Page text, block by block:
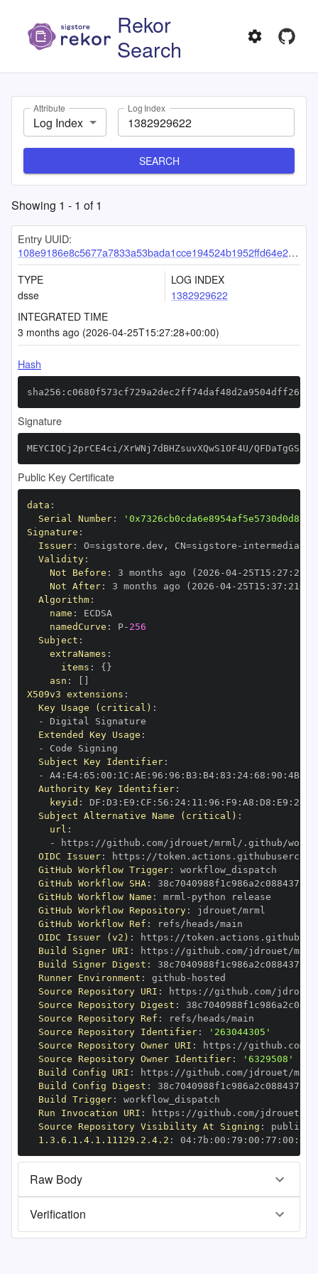
Rekor
Search
Attribute
Log Index
Log Index
SEARCH
Showing 1 - 1 of1
Entry UUID:
108e9186e8c5677a7833a53bada1cce194524b1952ffd64e28dc5b18704b38dd0e23cf29dd863209
TYPE
dsse
LOG INDEX
1382929622
INTEGRATED TIME
3 months ago (2026-04-25T15:27:28+00:00)
Hash
Signature
MEYCIQCj2prCE4ci/XrWNj7dBHZsuvXQwS1OF4U/
Public Key Certificate
data :
Serial Number:
Signature :
Issuer: O=sigstore.dev , CN=sigstore -
Validity:
Not Before : 3 months ago (2026 -04- 25T15 : 27 :
Not After: 3 months ago (2026 -04- 25T15 : 37 : 21+00
Algorithm:
name :
namedCurve : P- 256
Subject :
extraNames :
items : { }
asn :
X509v3 extensions :
Key Usage (critical) :
-
Extended Key Usage :
-
Subject Key Identifier:
-
A4: E4: 65 : 00 : 1C : AE : 96 : 96 : B3 : B4: 83 : 24: 68 : 90 : 4B:
Authority Key Identifier:
keyid : DF : D3 : E9 : CF : 56 : 24: 11 : 96 : F9 : A8 : D8 : E9 : 28
Subject Alternative Name (critical) :
url :
-
https : //github.com/jdrouet/mrml/.github/
OIDC Issuer: https :
GitHub Workflow Trigger:
GitHub Workflow SHA:
GitHub Workflow Name : mrml -
GitHub Workflow Repository:
GitHub Workflow Ref :
OIDC Issuer (v2) : https :
Build Signer URI : https : //github.com/jdrouet/
Build Signer Digest :
Runner Environment : github -
Source Repository URI : https :
Source Repository Digest :
Source Repository Ref :
Source Repository Identifier:
'263044305'
Source Repository Owner URI : https :
Source Repository Owner Identifier:
'6329508'
Build Config URI : https : //github.com/jdrouet/
Build Config Digest :
Build Trigger:
Run Invocation URI : https :
Source Repository Visibility At Signing :
1.3.6.1.4.1.11129.2.4.2 : 04: 7b : 00 : 79 : 00 : 77 : 00 : dd
Raw Body
Verification